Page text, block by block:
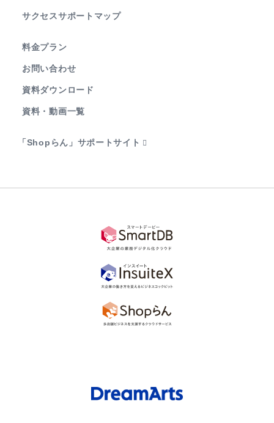
サクセスサポートマップ
料金プラン
お問い合わせ
資料ダウンロード
資料・動画一覧
「Shopらん」サポートサイト